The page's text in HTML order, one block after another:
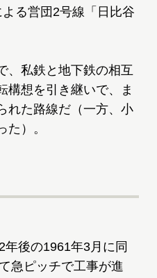
る営団2号線「日比谷
、私鉄と地下鉄の相互
構想を引き継いで、ま
れた路線だ（一方、小
）。
後の1961年3月に同
急ピッチで工事が進